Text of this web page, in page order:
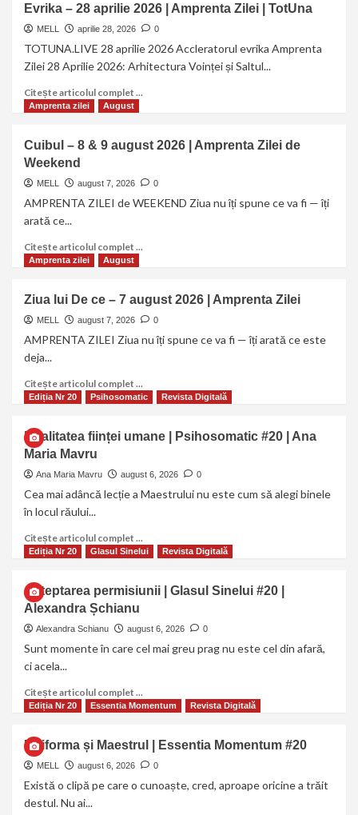
Ediția Nr 17
Essentia Momentum
Revista Digitală
Androginul Interior — când
polaritățile nu se mai caută |
Essentia Momentum TotUna #17
5
Ediția Nr 16
Arhitectul care nu Doarme Niciodată
| Essentia Momentum TotUna 16
Evrika – 28 aprilie 2026 | Amprenta Zilei | TotUna
MELL aprilie 28, 2026 0
TOTUNA.LIVE 28 aprilie 2026 Accleratorul evrika Amprenta
Zilei 28 Aprilie 2026: Arhitectura Voinței și Saltul...
Citește articolul complet ...
Amprenta zilei August
Cuibul – 8 & 9 august 2026 | Amprenta Zilei de
Weekend
MELL august 7, 2026 0
AMPRENTA ZILEI de WEEKEND Ziua nu îți spune ce va fi — îți
arată ce...
Citește articolul complet ...
Amprenta zilei August
Ziua lui De ce – 7 august 2026 | Amprenta Zilei
MELL august 7, 2026 0
AMPRENTA ZILEI Ziua nu îți spune ce va fi — îți arată ce este
deja...
Citește articolul complet ...
Ediția Nr 20 Psihosomatic Revista Digitală
Dualitatea ființei umane | Psihosomatic #20 | Ana
Maria Mavru
Ana Maria Mavru august 6, 2026 0
Cea mai adâncă lecție a Maestrului nu este cum să alegi binele
în locul răului...
Citește articolul complet ...
Ediția Nr 20 Glasul Sinelui Revista Digitală
Așteptarea permisiunii | Glasul Sinelui #20 |
Alexandra Șchianu
Alexandra Schianu august 6, 2026 0
Sunt momente în care cel mai greu prag nu este cel din afară,
ci acela...
Citește articolul complet ...
Ediția Nr 20 Essentia Momentum Revista Digitală
Uniforma și Maestrul | Essentia Momentum #20
MELL august 6, 2026 0
Există o clipă pe care o cunoaște, cred, aproape oricine a trăit
destul. Nu ai...